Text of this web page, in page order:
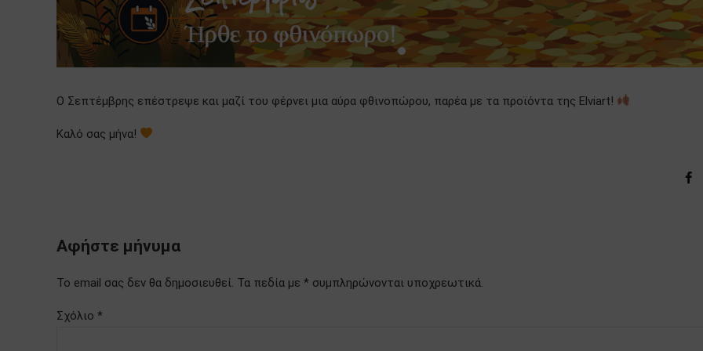
Ο Σεπτέμβρης επέστρεψε και μαζί του φέρνει μια αύρα φθινοπώρου, παρέα με τα προϊόντα της Elviart!
Καλό σας μήνα!
Αφήστε μήνυμα
Το email σας δεν θα δημοσιευθεί. Τα πεδία με * συμπληρώνονται υποχρεωτικά.
Σχόλιο *